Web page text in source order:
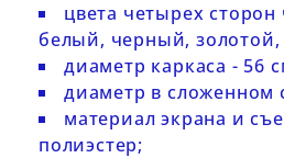
цвета четырех
белый, черный,
диаметр каркаса - 56
диаметр в сложенном
материал экрана и
полиэстер;